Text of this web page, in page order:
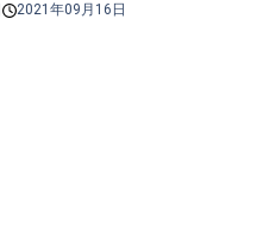
2021年09月16日